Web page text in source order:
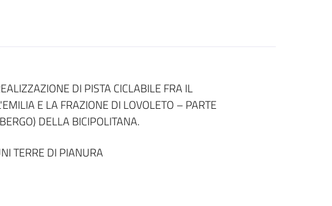
DI PISTA CICLABILE FRA IL
E LA FRAZIONE DI LOVOLETO – PARTE
DELLA BICIPOLITANA.
TERRE DI PIANURA